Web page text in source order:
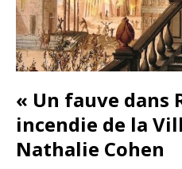
« Un fauve dans
incendie de la
Nathalie Cohen